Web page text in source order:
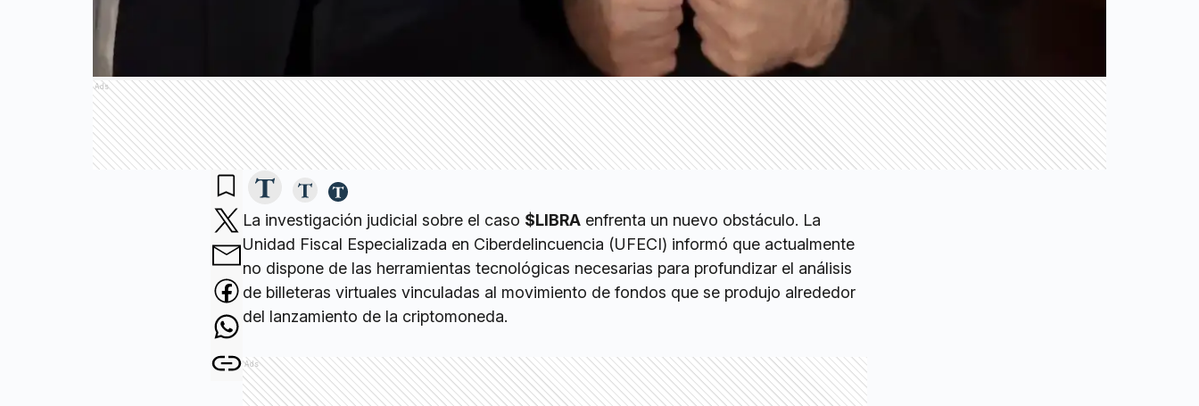
Ads
La investigación judicial sobre el caso $LIBRA enfrenta un nuevo obstáculo. La
Unidad Fiscal Especializada en Ciberdelincuencia (UFECI) informó que actualmente
no dispone de las herramientas tecnológicas necesarias para profundizar el análisis
de billeteras virtuales vinculadas al movimiento de fondos que se produjo alrededor
del lanzamiento de la criptomoneda.
Ads